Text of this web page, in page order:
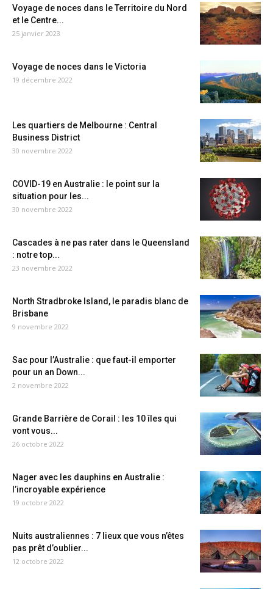
Voyage de noces dans le Territoire du Nord
et le Centre...
25 janvier 2023
Voyage de noces dans le Victoria
19 décembre 2022
Les quartiers de Melbourne : Central
Business District
30 novembre 2022
COVID-19 en Australie : le point sur la
situation pour les...
30 novembre 2022
Cascades à ne pas rater dans le Queensland
: notre top...
23 novembre 2022
North Stradbroke Island, le paradis blanc de
Brisbane
9 novembre 2022
Sac pour l’Australie : que faut-il emporter
pour un an Down...
2 novembre 2022
Grande Barrière de Corail : les 10 îles qui
vont vous...
26 octobre 2022
Nager avec les dauphins en Australie :
l’incroyable expérience
19 octobre 2022
Nuits australiennes : 7 lieux que vous n’êtes
pas prêt d’oublier...
12 octobre 2022